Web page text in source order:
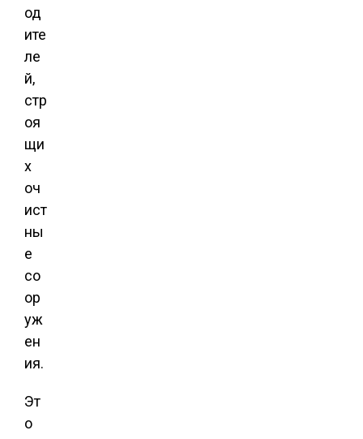
од
ите
ле
й,
стр
оя
щи
х
оч
ист
ны
е
со
ор
уж
ен
ия.
Эт
о